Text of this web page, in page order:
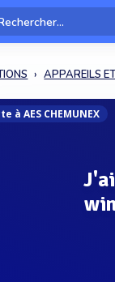
APPAREILS
à AES CHEMUNEX